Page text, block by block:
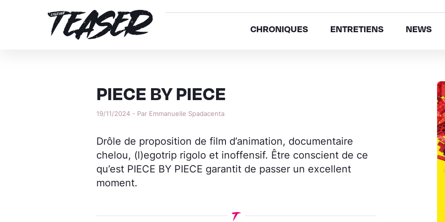
CHRONIQUES ENTRETIENS NEWS
PIECE BY PIECE
19/11/2024 - Par Emmanuelle Spadacenta
Drôle de proposition de film d’animation, documentaire
chelou, (l)egotrip rigolo et inoffensif. Être conscient de ce
qu’est PIECE BY PIECE garantit de passer un excellent
moment.